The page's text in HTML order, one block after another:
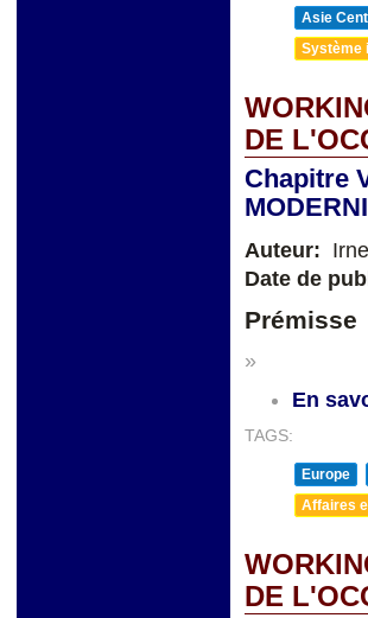
Asie
Système
DE
Chapitre
Auteur:
Date de
Prémisse
»
En
TAGS:
Europe
Affaires
DE